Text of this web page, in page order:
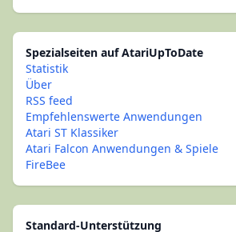
Spezialseiten auf AtariUpToDate
Statistik
Über
RSS feed
Empfehlenswerte Anwendungen
Atari ST Klassiker
Atari Falcon Anwendungen & Spiele
FireBee
Standard-Unterstützung